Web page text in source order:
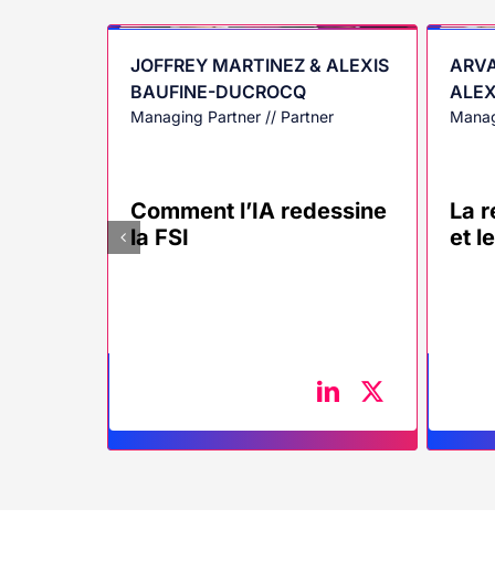
JOFFREY MARTINEZ & ALEXIS
BAUFINE-DUCROCQ
Managing Partner // Partner
Comment l’IA redessine
la FSI
La
et